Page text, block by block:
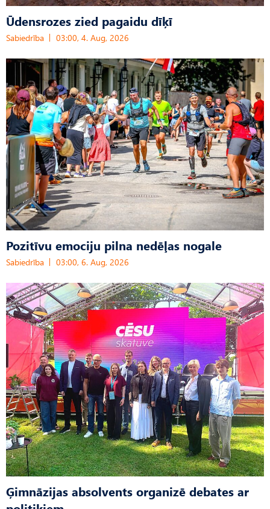
Ūdensrozes zied pagaidu dīķī
Sabiedrība 03:00, 4. Aug, 2026
Pozitīvu emociju pilna nedēļas nogale
Sabiedrība 03:00, 6. Aug, 2026
Ģimnāzijas absolvents organizē debates ar